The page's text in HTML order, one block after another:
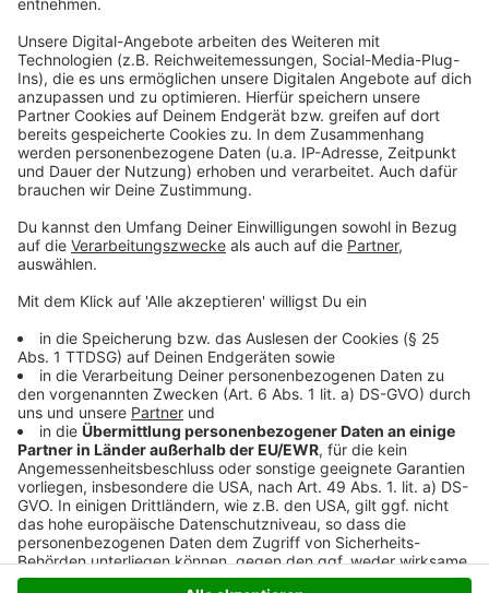
Anzeige
Angeboten nachzurüsten. Das sind die sieben neuen
Standorte:
Rathaus / Haltestelle „Am Rathaus“
(Niederrheinallee)
Vluyner Platz
Dicksche Heide
Ernst-Moritz-Arndt-Straße
Etzoldstraße
Pappelstraße
Anzeige
Anzeige